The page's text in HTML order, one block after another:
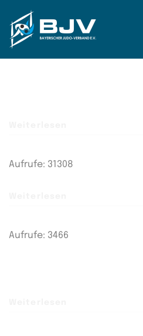
Zum Hauptinhalt springen
Aufrufe: 31308
Aufrufe: 3466